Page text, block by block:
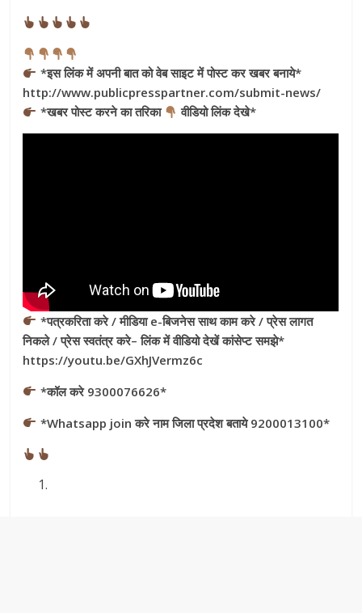
*इस लिंक में अपनी बात को वेब साइट में पोस्ट कर खबर बनाये*
http://www.publicpresspartner.com/submit-news/
*खबर पोस्ट करने का तरिका
वीडियो लिंक देखे*
*पत्रकरिता करे / मीडिया e-बिजनेस साथ काम करे / प्रेस लागत
निकले / प्रेस स्वतंत्र करे– लिंक में वीडियो देखें कांसेप्ट समझे*
https://youtu.be/GXhJVermz6c
*कॉल करे 9300076626*
*Whatsapp join करे नाम जिला प्रदेश बताये 9200013100*